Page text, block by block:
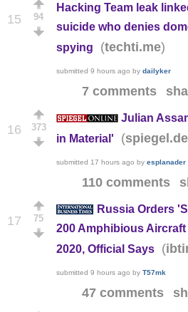
15 94
Hacking Team leak
suicide who denies
spying
(techti.me)
submitted 9 hours ago by dailyker
7 comments
16 373
Julian
in Material'
(spiegel.de
submitted 17 hours ago by esplanader
110 comments
17 75
Russia Orders
200 Amphibious
2020, Official Says
(
submitted 9 hours ago by T57mk
47 comments